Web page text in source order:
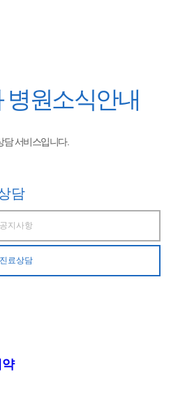
병원소식안내
담 서비스입니다.
담
공지사항
진료상담